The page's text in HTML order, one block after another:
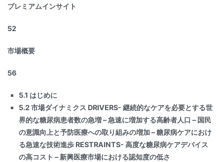
プレミアムインサイト
52
市場概要
56
5.1 はじめに
5.2 市場ダイナミクス DRIVERS- 継続的なケアを必要とする世
界的な糖尿病患者数の急増 – 急速に増加する高齢者人口 – 国民
の意識向上と予防医療への取り組みの増加 – 糖尿病ケアにおけ
る急速な技術進歩 RESTRAINTS- 高度な糖尿病ケアデバイス
の高コスト – 新興医療市場における認知度の低さ